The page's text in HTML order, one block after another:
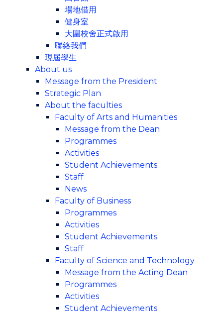
場地借用
健身室
大圍校舍正式啟用
聯絡我們
現屆學生
About us
Message from the President
Strategic Plan
About the faculties
Faculty of Arts and Humanities
Message from the Dean
Programmes
Activities
Student Achievements
Staff
News
Faculty of Business
Programmes
Activities
Student Achievements
Staff
Faculty of Science and Technology
Message from the Acting Dean
Programmes
Activities
Student Achievements